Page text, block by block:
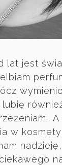
lat jest
A
w